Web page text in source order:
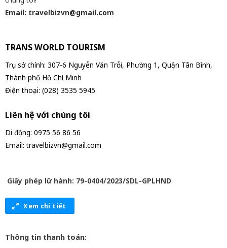
Email: travelbizvn@gmail.com
TRANS WORLD TOURISM
Trụ sở chính: 307-6 Nguyễn Văn Trỗi, Phường 1, Quận Tân Bình,
Thành phố Hồ Chí Minh
Điện thoại: (028) 3535 5945
Liên hệ với chúng tôi
Di động: 0975 56 86 56
Email: travelbizvn@gmail.com
Giấy phép lữ hành: 79-0404/2023/SDL-GPLHND
Xem chi tiết
Thông tin thanh toán: